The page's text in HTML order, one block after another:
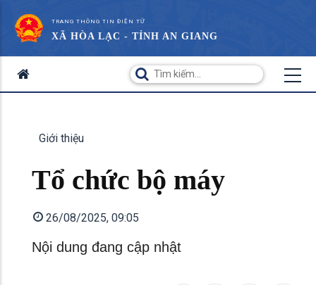
TRANG THÔNG TIN ĐIỆN TỬ
XÃ HÒA LẠC - TỈNH AN GIANG
Giới thiệu
Tổ chức bộ máy
26/08/2025, 09:05
Nội dung đang cập nhật